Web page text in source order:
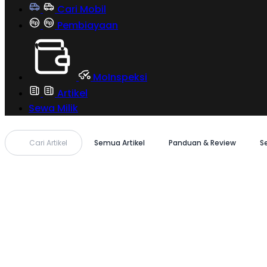
Cari Mobil
Pembiayaan
MoInspeksi
Artikel
Sewa Milik
Cari Artikel Semua Artikel Panduan & Review